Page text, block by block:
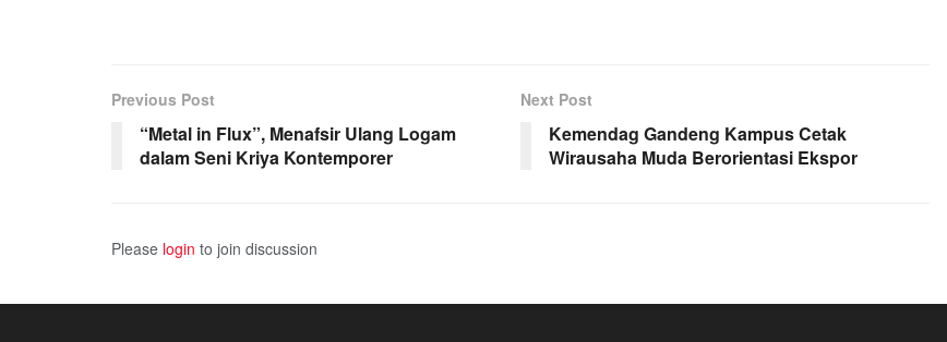
Previous Post
“Metal in Flux”, Menafsir Ulang Logam
dalam Seni Kriya Kontemporer
Next Post
Kemendag Gandeng Kampus Cetak
Wirausaha Muda Berorientasi Ekspor
Please login to join discussion